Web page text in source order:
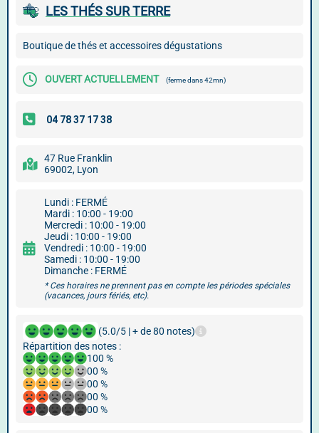
LES THÉS SUR TERRE
Boutique de thés et accessoires dégustations
OUVERT ACTUELLEMENT (ferme dans 42mn)
47 Rue Franklin
69002, Lyon
Lundi : FERMÉ
Mardi : 10:00 - 19:00
Mercredi : 10:00 - 19:00
Jeudi : 10:00 - 19:00
Vendredi : 10:00 - 19:00
Samedi : 10:00 - 19:00
Dimanche : FERMÉ
* Ces horaires ne prennent pas en compte les périodes spéciales
(vacances, jours fériés, etc).
(5.0/5 | + de 80 notes)
Répartition des notes :
100 %
00 %
00 %
00 %
00 %